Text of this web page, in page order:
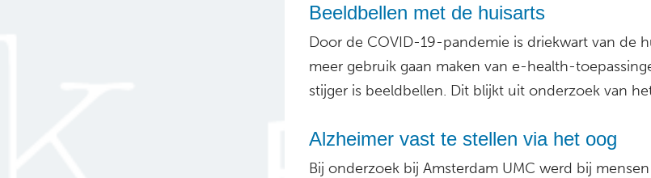
Beeldbellen met de huisarts
Door de COVID-19-pandemie is driekwart van de
meer gebruik gaan maken van e-health-
stijger is beeldbellen. Dit blijkt uit onderzoek van
Alzheimer vast te stellen via het oog
Bij onderzoek bij Amsterdam UMC werd bij